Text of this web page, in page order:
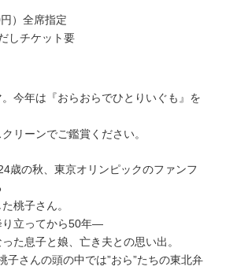
）全席指定
しチケット要
今年は『おらおらでひとりいぐも』を
リーンでご鑑賞ください。
歳の秋、東京オリンピックのファンフ
桃子さん。
り立ってから50年―
た息子と娘、亡き夫との思い出。
子さんの頭の中では”おら”たちの東北弁